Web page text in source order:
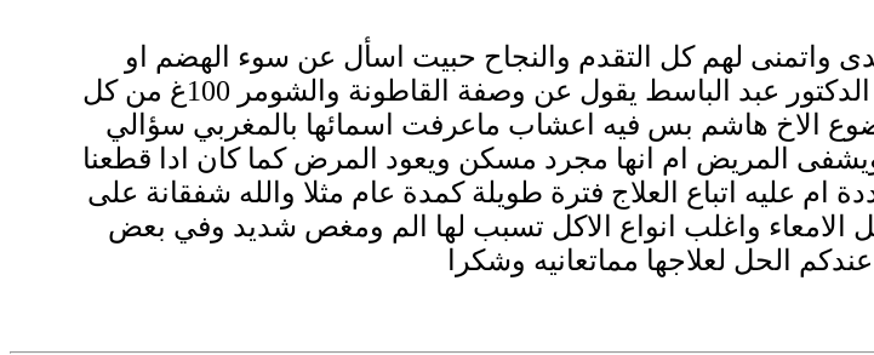
واتمنى لهم كل التقدم والنجاح حبيت اسأل عن سوء الهضم او
كسل الامعاء في قريبة لي تعاني مدة 10 سنوات سمعت الدكتور عبد الباسط يقول عن وصفة القاطونة والشومر 100غ من كل
الاخ هاشم بس فيه اعشاب ماعرفت اسمائها بالمغربي سؤالي
المريض ام انها مجرد مسكن ويعود المرض كما كان ادا قطعنا
عليه اتباع العلاج فترة طويلة كمدة عام مثلا والله شفقانة على
نحفت كثير بسبب تكاسل الامعاء واغلب انواع الاكل تسبب لها الم ومغص شديد وفي بعض
الحل لعلاجها مماتعانيه وشكرا